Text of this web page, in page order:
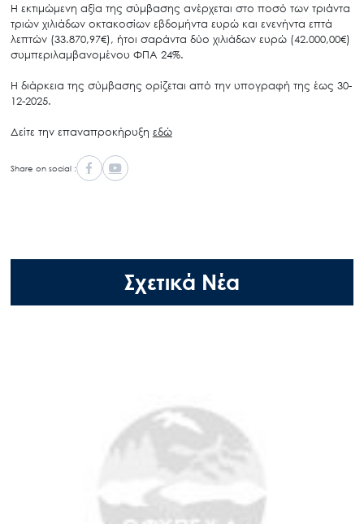
Η εκτιμώμενη αξία της σύμβασης ανέρχεται στο ποσό των τριάντα
τριών χιλιάδων οκτακοσίων εβδομήντα ευρώ και ενενήντα επτά
λεπτών (33.870,97€), ήτοι σαράντα δύο χιλιάδων ευρώ (42.000,00€)
συμπεριλαμβανομένου ΦΠΑ 24%.
Η διάρκεια της σύμβασης ορίζεται από την υπογραφή της έως 30-
12-2025.
Δείτε την επαναπροκήρυξη εδώ
Share on social :
Σχετικά Νέα